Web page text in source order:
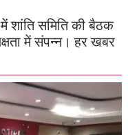
शांति समिति की बैठक
में संपन्न। हर खबर